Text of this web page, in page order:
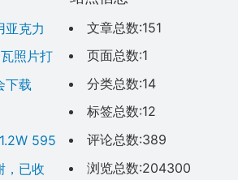
亚克力
。考虑
试
照片打
么设
下载
595
，已收
文章总数:151
页面总数:1
分类总数:14
标签总数:12
评论总数:389
浏览总数:204300